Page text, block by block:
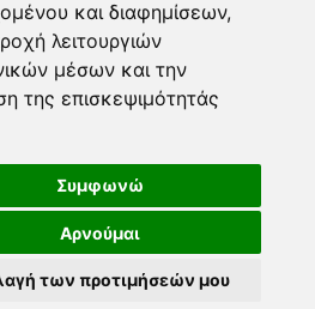
και διαφημίσεων,
λειτουργιών
μέσων και την
της επισκεψιμότητάς
Συμφωνώ
Αρνούμαι
των προτιμήσεών μου
Reserved.